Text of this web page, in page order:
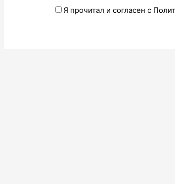
Я прочитал и согласен с